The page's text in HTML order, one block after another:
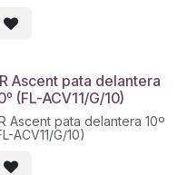
Ascent pata delantera
(FL-ACV11/G/10)
Ascent pata delantera 10º
ACV11/G/10)